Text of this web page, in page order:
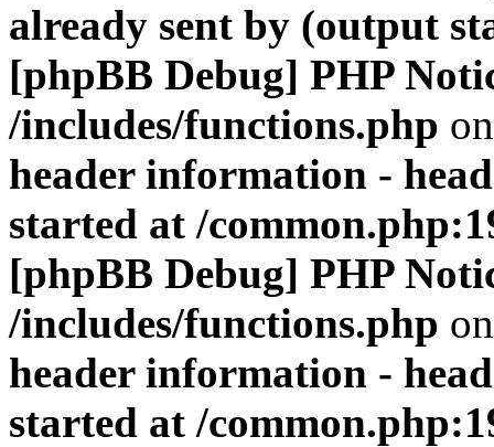
already sent by (output
[phpBB Debug] PHP
/includes/functions.php
header information -
started at /
[phpBB Debug] PHP
/includes/functions.php
header information -
started at /